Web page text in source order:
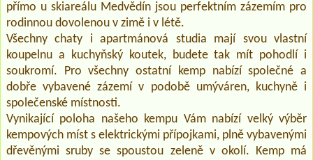
přímo u skiareálu Medvědín jsou perfektním zázemím pro
rodinnou dovolenou v zimě i v létě.
Všechny chaty i apartmánová studia mají svou vlastní
koupelnu a kuchyňský koutek, budete tak mít pohodlí i
soukromí. Pro všechny ostatní kemp nabízí společné a
dobře vybavené zázemí v podobě umýváren, kuchyně i
společenské místnosti.
Vynikající poloha našeho kempu Vám nabízí velký výběr
kempových míst s elektrickými přípojkami, plně vybavenými
dřevěnými sruby se spoustou zeleně v okolí. Kemp má